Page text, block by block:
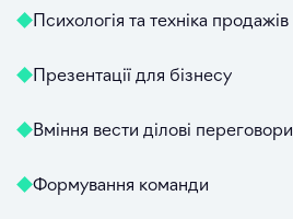
Психологія та техніка продажів
Презентації для бізнесу
Вміння вести ділові переговори
Формування команди